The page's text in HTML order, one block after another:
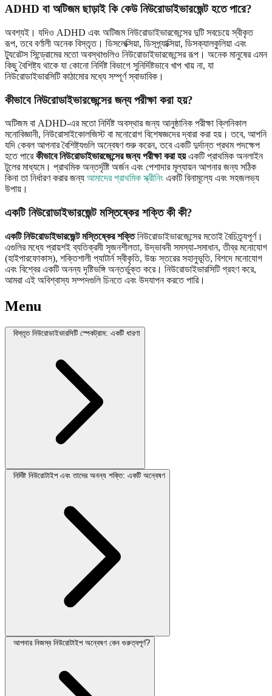
ADHD বা অটিজম ছাড়াই কি কেউ নিউরোডাইভারজেন্ট হতে পারে?
অবশ্যই। যদিও ADHD এবং অটিজম নিউরোডাইভারজেন্সের দুটি সবচেয়ে স্বীকৃত
রূপ, তবে বর্ণালী অনেক বিস্তৃত। ডিসলেক্সিয়া, ডিসপ্র্যাক্সিয়া, ডিসক্যালকুলিয়া এবং
ট্যুরেটস সিন্ড্রোমের মতো অবস্থাগুলিও নিউরোডাইভারজেন্সের রূপ। অনেক মানুষের এমন
কিছু বৈশিষ্ট্য থাকে যা কোনো নির্দিষ্ট বিভাগে সুনির্দিষ্টভাবে খাপ খায় না, যা
নিউরোডাইভারসিটি কাঠামোর মধ্যে সম্পূর্ণ স্বাভাবিক।
কীভাবে নিউরোডাইভারজেন্সের জন্য পরীক্ষা করা হয়?
অটিজম বা ADHD-এর মতো নির্দিষ্ট অবস্থার জন্য আনুষ্ঠানিক পরীক্ষা ক্লিনিকাল
মনোবিজ্ঞানী, নিউরোসাইকোলজিস্ট বা মনোরোগ বিশেষজ্ঞদের দ্বারা করা হয়। তবে, আপনি
যদি কেবল আপনার বৈশিষ্ট্যগুলি অন্বেষণ শুরু করেন, তবে একটি দুর্দান্ত প্রথম পদক্ষেপ
হতে পারেকীভাবে নিউরোডাইভারজেন্সের জন্য পরীক্ষা করা হয়একটি প্রাথমিক অনলাইন
টুলের মাধ্যমে। প্রাথমিক অন্তর্দৃষ্টি অর্জন এবং পেশাদার মূল্যায়ন আপনার জন্য সঠিক
কিনা তা নির্ধারণ করার জন্য আমাদের প্রাথমিক স্ক্রীনিং একটি বিনামূল্যে এবং সহজলভ্য
উপায়।
একটি নিউরোডাইভারজেন্ট মস্তিষ্কের শক্তি কী কী?
একটি নিউরোডাইভারজেন্ট মস্তিষ্কের শক্তিনিউরোডাইভারজেন্সের মতোই বৈচিত্র্যপূর্ণ।
এগুলির মধ্যে প্রায়শই ব্যতিক্রমী সৃজনশীলতা, উদ্ভাবনী সমস্যা-সমাধান, তীব্র মনোযোগ
(হাইপারফোকাস), শক্তিশালী প্যাটার্ন স্বীকৃতি, উচ্চ স্তরের সহানুভূতি, বিশদে মনোযোগ
এবং বিশ্বের একটি অনন্য দৃষ্টিভঙ্গি অন্তর্ভুক্ত করে। নিউরোডাইভারসিটি গ্রহণ করে,
আমরা এই অবিশ্বাস্য সম্পদগুলি চিনতে এবং উদযাপন করতে পারি।
Menu
বিস্তৃত নিউরোডাইভারসিটি স্পেকট্রাম: একটি ধারণা
নির্দিষ্ট নিউরোটাইপ এবং তাদের অনন্য শক্তি: একটি অন্বেষণ
আপনার নিজস্ব নিউরোটাইপ অন্বেষণ কেন গুরুত্বপূর্ণ?